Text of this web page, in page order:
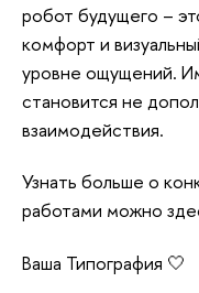
робот будущего –
комфорт и
уровне ощущений.
становится не
взаимодействия.
Узнать больше о
работами можно
Ваша Типография 🤍